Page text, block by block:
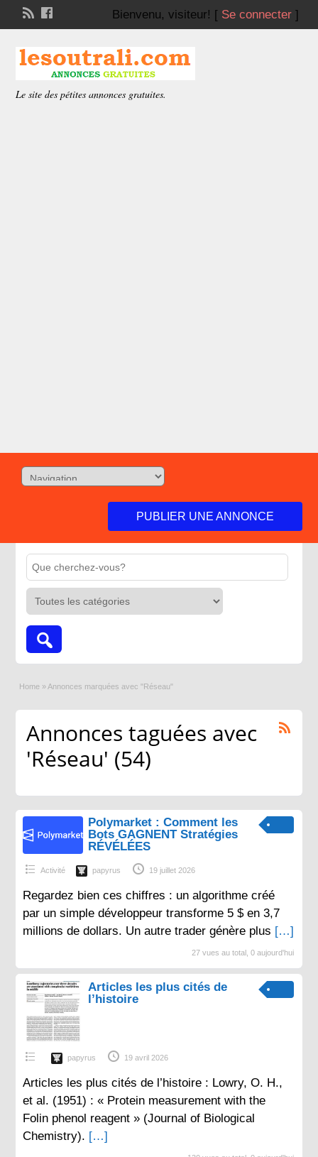
Bienvenu, visiteur! [ Se connecter]
Le site des pétites annonces gratuites.
PUBLIER UNE ANNONCE
Home » Annonces marquées avec "Réseau"
Annonces taguées avec
'Réseau' (54)
Polymarket : Comment les
Bots GAGNENT Stratégies
RÉVÉLÉES
Activité papyrus 19 juillet 2026
Regardez bien ces chiffres : un algorithme créé
par un simple développeur transforme 5 $ en 3,7
millions de dollars. Un autre trader génère plus […]
27 vues au total, 0 aujourd'hui
Articles les plus cités de
l’histoire
papyrus 19 avril 2026
Articles les plus cités de l’histoire : Lowry, O. H.,
et al. (1951) : « Protein measurement with the
Folin phenol reagent » (Journal of Biological
Chemistry). […]